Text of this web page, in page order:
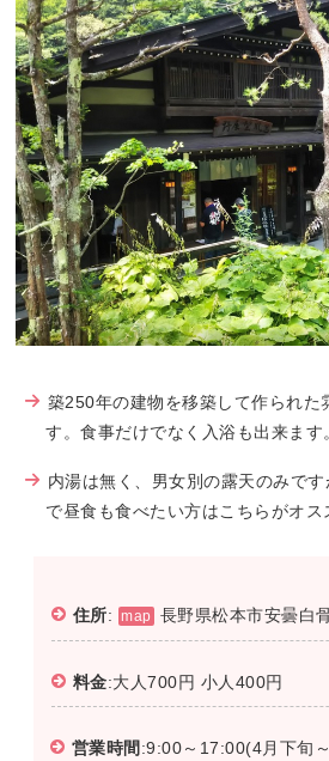
築250年の建物を移築して作られた
す。食事だけでなく入浴も出来ます
内湯は無く、男女別の露天のみで
で昼食も食べたい方はこちらがオス
住所: map 長野県松本市安曇白
料金:大人700円 小人400円
営業時間 :9:00～17:00(4月下旬